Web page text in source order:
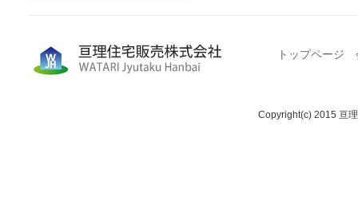
トップページ
Copyright(c) 2015 亘